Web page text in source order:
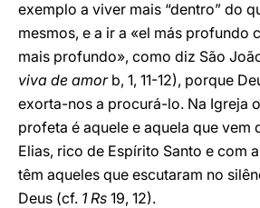
exemplo a viver mais “dentro” do
mesmos, e a ir a «el más profundo
mais profundo», como diz São
viva de amorb, 1, 11-12), porque
exorta-nos a procurá-lo. Na Igreja
profeta é aquele e aquela que vem
Elias, rico de Espírito Santo e com
têm aqueles que escutaram no
Deus (cf. 1 Rs 19, 12).